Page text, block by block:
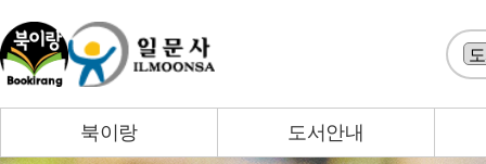
북이랑 도서안내